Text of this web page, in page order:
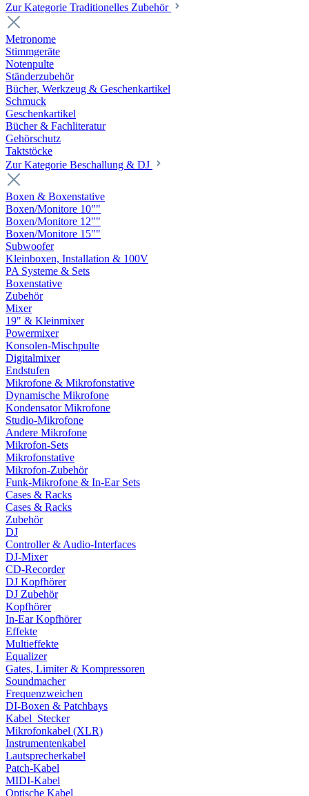
Zur Kategorie Traditionelles Zubehör
Metronome
Stimmgeräte
Notenpulte
Ständerzubehör
Bücher, Werkzeug & Geschenkartikel
Schmuck
Geschenkartikel
Bücher & Fachliteratur
Gehörschutz
Taktstöcke
Zur Kategorie Beschallung & DJ
Boxen & Boxenstative
Boxen/Monitore 10""
Boxen/Monitore 12""
Boxen/Monitore 15""
Subwoofer
Kleinboxen, Installation & 100V
PA Systeme & Sets
Boxenstative
Zubehör
Mixer
19" & Kleinmixer
Powermixer
Konsolen-Mischpulte
Digitalmixer
Endstufen
Mikrofone & Mikrofonstative
Dynamische Mikrofone
Kondensator Mikrofone
Studio-Mikrofone
Andere Mikrofone
Mikrofon-Sets
Mikrofonstative
Mikrofon-Zubehör
Funk-Mikrofone & In-Ear Sets
Cases & Racks
Cases & Racks
Zubehör
DJ
Controller & Audio-Interfaces
DJ-Mixer
CD-Recorder
DJ Kopfhörer
DJ Zubehör
Kopfhörer
In-Ear Kopfhörer
Effekte
Multieffekte
Equalizer
Gates, Limiter & Kompressoren
Soundmacher
Frequenzweichen
DI-Boxen & Patchbays
Kabel_Stecker
Mikrofonkabel (XLR)
Instrumentenkabel
Lautsprecherkabel
Patch-Kabel
MIDI-Kabel
Optische Kabel